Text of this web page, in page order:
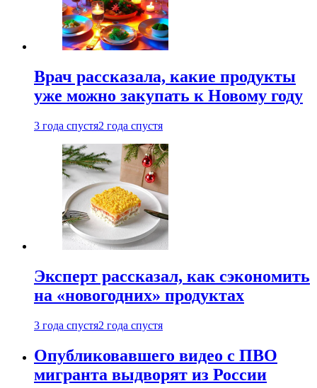
Врач рассказала, какие продукты
уже можно закупать к Новому году
3 года спустя2 года спустя
Эксперт рассказал, как сэкономить
на «новогодних» продуктах
3 года спустя2 года спустя
Опубликовавшего видео с ПВО
мигранта выдворят из России